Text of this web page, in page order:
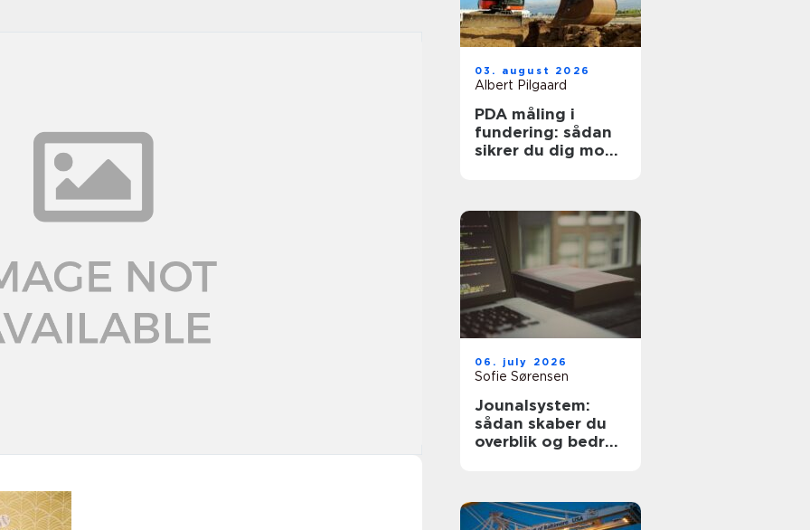
03. august 2026
Albert Pilgaard
PDA måling i
fundering: sådan
sikrer du dig mod
06. july 2026
Sofie Sørensen
Jounalsystem:
sådan skaber du
overblik og bedre